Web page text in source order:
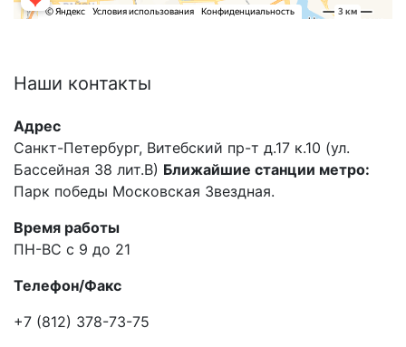
Наши контакты
Адрес
Санкт-Петербург, Витебский пр-т д.17 к.10 (ул.
Бассейная 38 лит.В) Ближайшие станции метро:
Парк победы Московская Звездная.
Время работы
ПН-ВС с 9 до 21
Телефон/Факс
+7 (812) 378-73-75